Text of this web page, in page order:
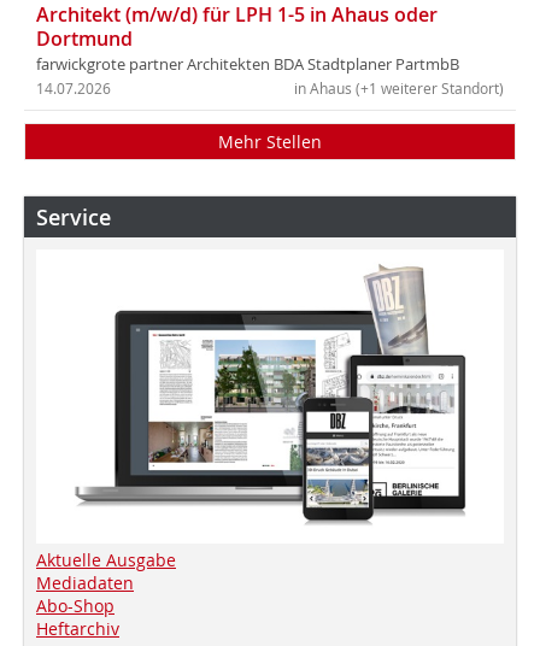
Architekt (m/w/d) für LPH 1-5 in Ahaus oder
Dortmund
farwickgrote partner Architekten BDA Stadtplaner PartmbB
in Ahaus (+1 weiterer Standort)
14.07.2026
Mehr Stellen
Service
Aktuelle Ausgabe
Mediadaten
Abo-Shop
Heftarchiv